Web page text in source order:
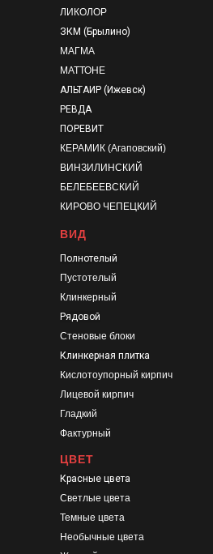
ЛИКОЛОР
ЗКМ (Брылино)
МАГМА
МАТТОНЕ
АЛЬТАИР (Ижевск)
РЕВДА
ПОРЕВИТ
КЕРАМИК (Агаповский)
ВИНЗИЛИНСКИЙ
БЕЛЕБЕЕВСКИЙ
КИРОВО ЧЕПЕЦКИЙ
ВИД
ЦВЕТ
Красные цвета
Светлые цвета
Темные цвета
Необычные цвета
Полнотелый
Пустотелый
Клинкерный
Рядовой
Стеновые блоки
Клинкерная плитка
Кислотоупорный кирпич
Лицевой кирпич
Гладкий
Фактурный